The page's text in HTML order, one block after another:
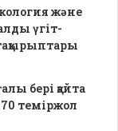
және
үгіт-
бері қайта
теміржол